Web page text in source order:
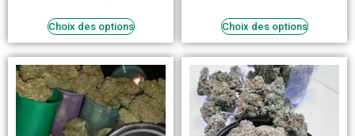
Choix des options Choix des options